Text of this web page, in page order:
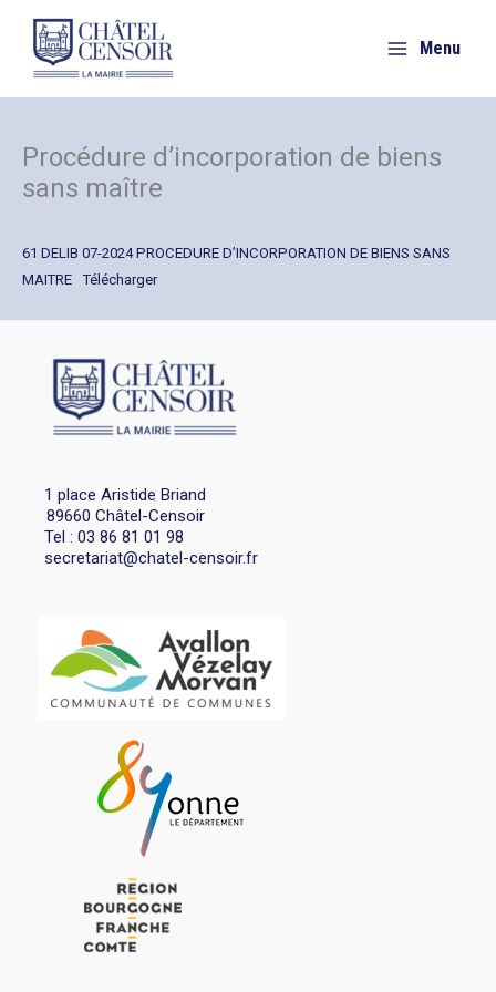
contenu
Menu
Procédure d’incorporation de biens
sans maître
61 DELIB 07-2024 PROCEDURE D’INCORPORATION DE BIENS SANS
MAITRE
Télécharger
1 place Aristide Briand
89660 Châtel-Censoir
Tel : 03 86 81 01 98
secretariat@chatel-censoir.fr